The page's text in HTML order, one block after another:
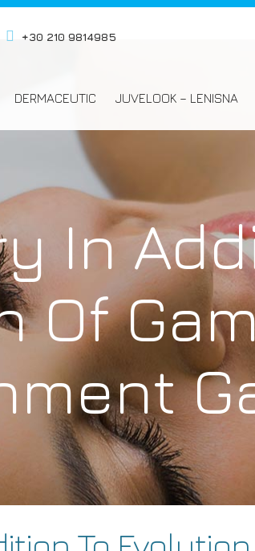
+30 210 9814985
DERMACEUTIC JUVELOOK – LENISNA
In
Of